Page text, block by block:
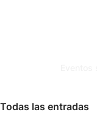
Todas las entradas